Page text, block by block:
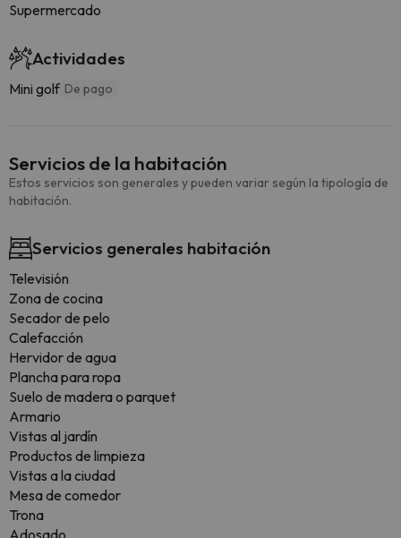
Supermercado
Actividades
Mini golf De pago
Servicios de la habitación
Estos servicios son generales y pueden variar según la tipología de
habitación.
Servicios generales habitación
Televisión
Zona de cocina
Secador de pelo
Calefacción
Hervidor de agua
Plancha para ropa
Suelo de madera o parquet
Armario
Vistas al jardín
Productos de limpieza
Vistas a la ciudad
Mesa de comedor
Trona
Adosado